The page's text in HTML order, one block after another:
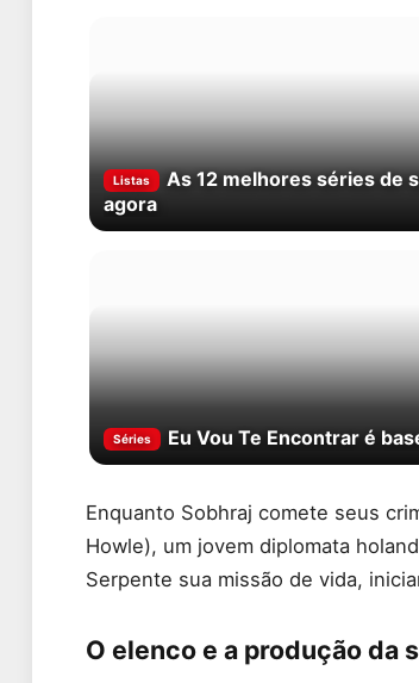
Listas
As 12 melhores séries de
agora
Séries Eu Vou Te Encontrar é
Enquanto Sobhraj comete seus
Howle), um jovem diplomata
Serpente sua missão de vida,
O elenco e a produção da